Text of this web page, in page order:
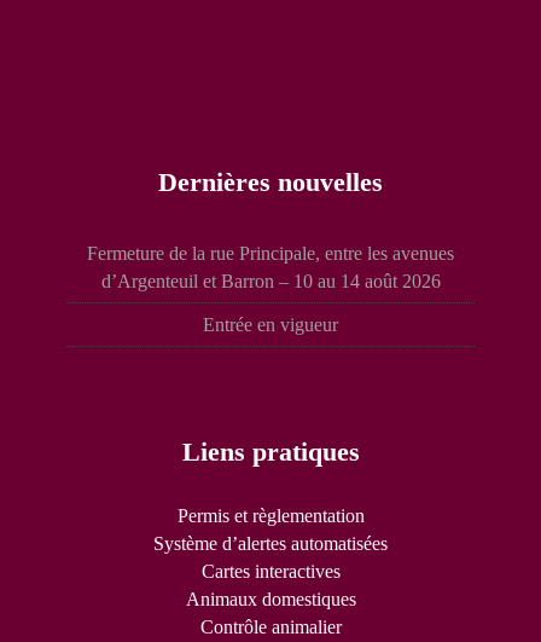
Dernières nouvelles
Fermeture de la rue Principale, entre les avenues
d’Argenteuil et Barron – 10 au 14 août 2026
Entrée en vigueur
Liens pratiques
Permis et règlementation
Système d’alertes automatisées
Cartes interactives
Animaux domestiques
Contrôle animalier